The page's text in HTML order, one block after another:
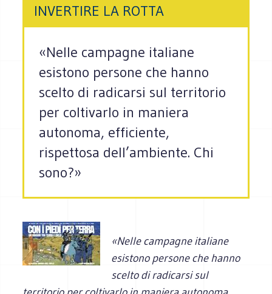
INVERTIRE LA ROTTA
«Nelle campagne italiane
esistono persone che hanno
scelto di radicarsi sul territorio
per coltivarlo in maniera
autonoma, efficiente,
rispettosa dell’ambiente. Chi
sono?»
«Nelle campagne italiane
esistono persone che hanno
scelto di radicarsi sul